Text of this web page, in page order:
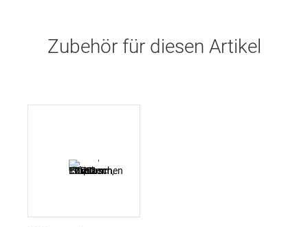
Zubehör für diesen Artikel